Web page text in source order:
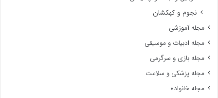
نجوم و کهکشان
مجله آموزشی
مجله ادبیات و موسیقی
مجله بازی و سرگرمی
مجله پزشکی و سلامت
مجله خانواده